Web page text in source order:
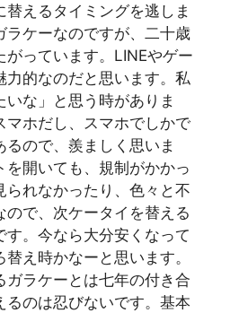
えるタイミングを逃しま
ラケーなのですが、二十歳
っています。LINEやゲー
力的なのだと思います。私
な」と思う時がありま
マホだし、スマホでしかで
ので、羨ましく思いま
開いても、規制がかかっ
れなかったり、色々と不
で、次ケータイを替える
す。今なら大分安くなって
え時かなーと思います。
ガラケーとは七年の付き合
るのは忍びないです。基本